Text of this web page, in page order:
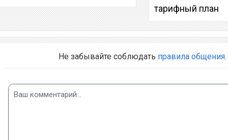
тарифный план
Не забывайте соблюдать правила общения.